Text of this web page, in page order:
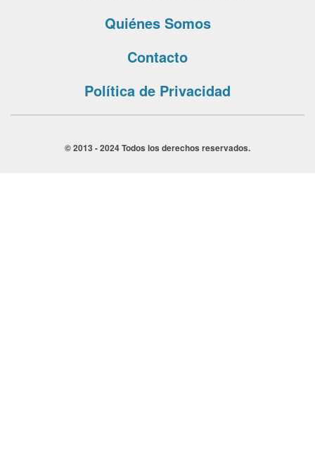
Quiénes Somos
Contacto
Política de Privacidad
© 2013 - 2024 Todos los derechos reservados.